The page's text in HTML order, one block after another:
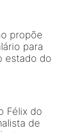
propõe
para
estado do
Félix do
de